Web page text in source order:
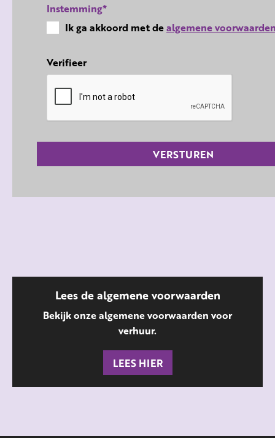
Instemming*
Ik ga akkoord met dealgemene
Verifieer
Lees de algemene voorwaarden
Bekijk onze algemene voorwaarden voor
verhuur.
LEES HIER